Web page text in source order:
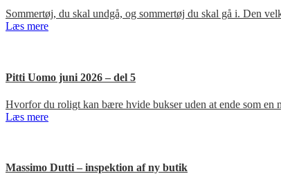
Sommertøj, du skal undgå, og sommertøj du skal gå i. Den
Læs mere
Pitti Uomo juni 2026 – del 5
Hvorfor du roligt kan bære hvide bukser uden at ende som en
Læs mere
Massimo Dutti – inspektion af ny butik